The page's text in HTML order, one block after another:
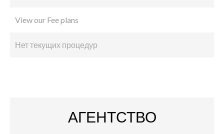
View our Fee plans
Нет текущих процедур
АГЕНТСТВО